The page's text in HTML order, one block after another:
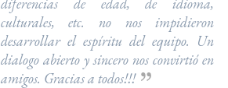
culturales, etc. no nos impidieron
desarrollar el espíritu del equipo. Un
dialogo abierto y sincero nos convirtió en
amigos. Gracias a todos!!!